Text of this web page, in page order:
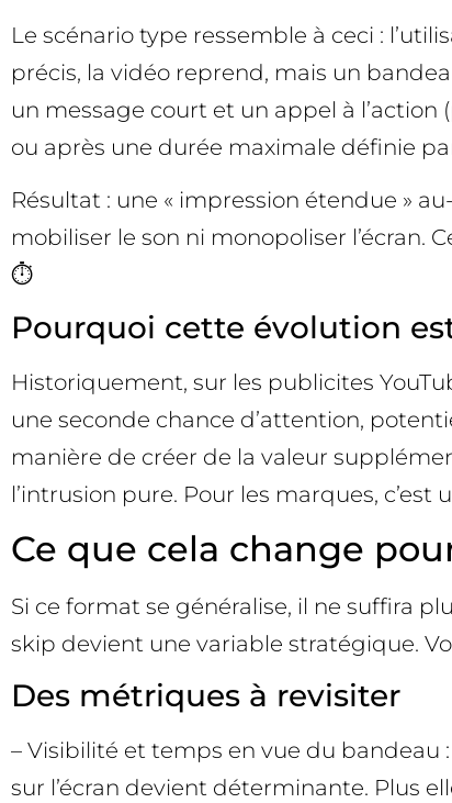
Le scénario type ressemble à ceci :
précis, la vidéo reprend, mais un
un message court et un appel à l’action
ou après une durée maximale définie
Résultat : une « impression étendue »
mobiliser le son ni monopoliser l’écran.
⏱️
Pourquoi cette évolution
Historiquement, sur les publicites
une seconde chance d’attention,
manière de créer de la valeur
l’intrusion pure. Pour les marques,
Ce que cela change
Si ce format se généralise, il ne suffira
skip devient une variable stratégique.
Des métriques à revisiter
– Visibilité et temps en vue du
sur l’écran devient déterminante. Plus